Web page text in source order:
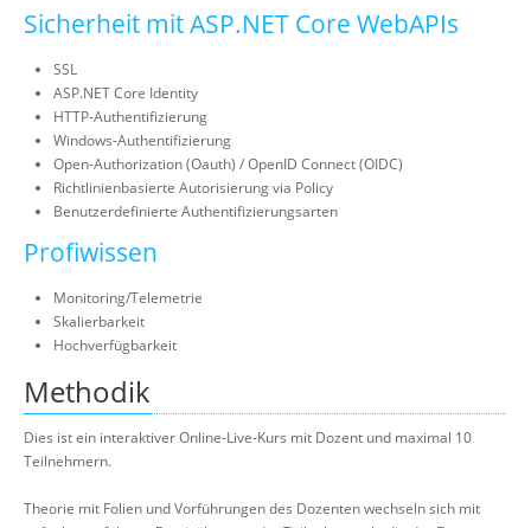
Sicherheit mit ASP.NET Core WebAPIs
SSL
ASP.NET Core Identity
HTTP-Authentifizierung
Windows-Authentifizierung
Open-Authorization (Oauth) / OpenID Connect (OIDC)
Richtlinienbasierte Autorisierung via Policy
Benutzerdefinierte Authentifizierungsarten
Profiwissen
Monitoring/Telemetrie
Skalierbarkeit
Hochverfügbarkeit
Methodik
Dies ist ein interaktiver Online-Live-Kurs mit Dozent und maximal 10
Teilnehmern.
Theorie mit Folien und Vorführungen des Dozenten wechseln sich mit